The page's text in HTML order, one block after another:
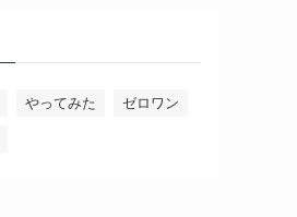
やってみた ゼロワン